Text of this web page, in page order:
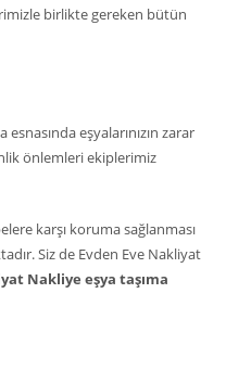
birlikte gereken bütün
eşyalarınızın zarar
önlemleri ekiplerimiz
karşı koruma sağlanması
Siz de Evden Eve Nakliyat
Nakliye eşya taşıma